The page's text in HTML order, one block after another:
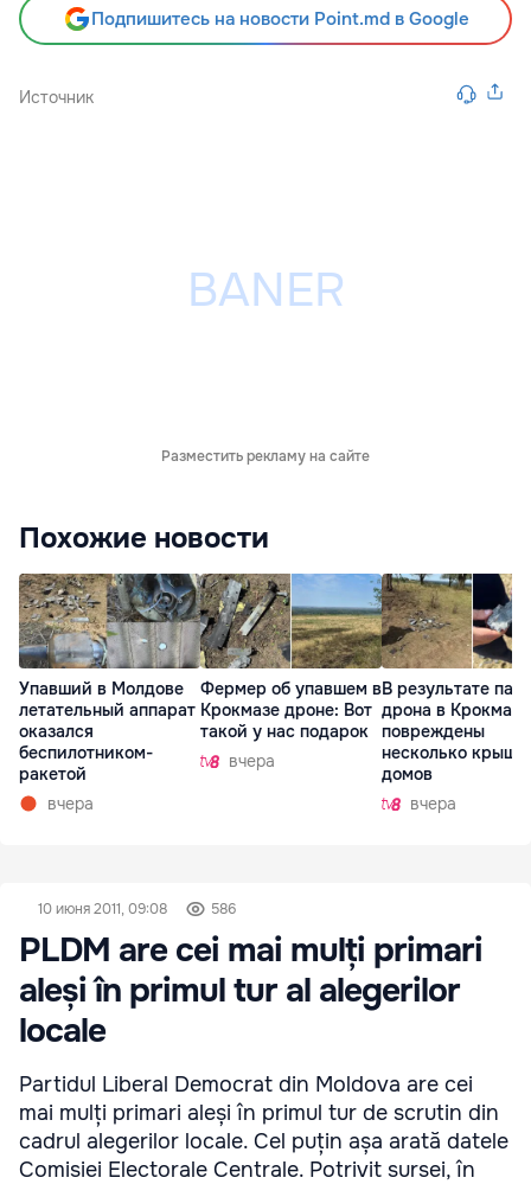
Подпишитесь на новости Point.md в Google
Источник
Разместить рекламу на сайте
Похожие новости
Упавший в Молдове
летательный аппарат
оказался
беспилотником-
ракетой
вчера
Фермер об упавшем в
Крокмазе дроне: Вот
такой у нас подарок
вчера
В результате
дрона в Крокмазе
повреждены
несколько крыш
домов
вчера
10 июня 2011, 09:08 586
PLDM are cei mai mulți primari
aleși în primul tur al alegerilor
locale
Partidul Liberal Democrat din Moldova are cei
mai mulți primari aleși în primul tur de scrutin din
cadrul alegerilor locale. Cel puțin așa arată datele
Comisiei Electorale Centrale. Potrivit sursei, în